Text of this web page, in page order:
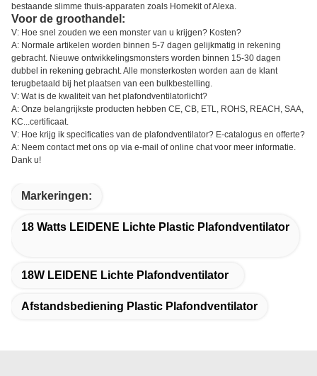
bestaande slimme thuis-apparaten zoals Homekit of Alexa.
Voor de groothandel:
V: Hoe snel zouden we een monster van u krijgen? Kosten?
A: Normale artikelen worden binnen 5-7 dagen gelijkmatig in rekening
gebracht. Nieuwe ontwikkelingsmonsters worden binnen 15-30 dagen
dubbel in rekening gebracht. Alle monsterkosten worden aan de klant
terugbetaald bij het plaatsen van een bulkbestelling.
V: Wat is de kwaliteit van het plafondventilatorlicht?
A: Onze belangrijkste producten hebben CE, CB, ETL, ROHS, REACH, SAA,
KC...certificaat.
V: Hoe krijg ik specificaties van de plafondventilator? E-catalogus en offerte?
A: Neem contact met ons op via e-mail of online chat voor meer informatie.
Dank u!
Markeringen:
18 Watts LEIDENE Lichte Plastic Plafondventilator
18W LEIDENE Lichte Plafondventilator
Afstandsbediening Plastic Plafondventilator